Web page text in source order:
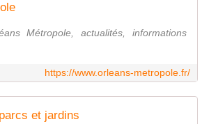
Métropole, actualités, informations
https://www.orleans-metropole.fr/
et jardins